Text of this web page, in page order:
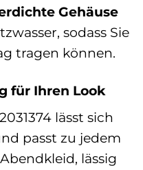
Gehäuse
sodass Sie
tragen können.
für Ihren Look
lässt sich
passt zu jedem
lässig